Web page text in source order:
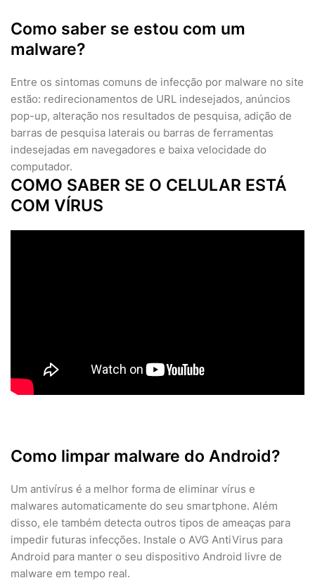
Como saber se estou com um
malware?
Entre os sintomas comuns de infecção por malware no site
estão: redirecionamentos de URL indesejados, anúncios
pop-up, alteração nos resultados de pesquisa, adição de
barras de pesquisa laterais ou barras de ferramentas
indesejadas em navegadores e baixa velocidade do
computador.
COMO SABER SE O CELULAR ESTÁ
COM VÍRUS
Como limpar malware do Android?
Um antivírus é a melhor forma de eliminar vírus e
malwares automaticamente do seu smartphone. Além
disso, ele também detecta outros tipos de ameaças para
impedir futuras infecções. Instale o AVG AntiVirus para
Android para manter o seu dispositivo Android livre de
malware em tempo real.